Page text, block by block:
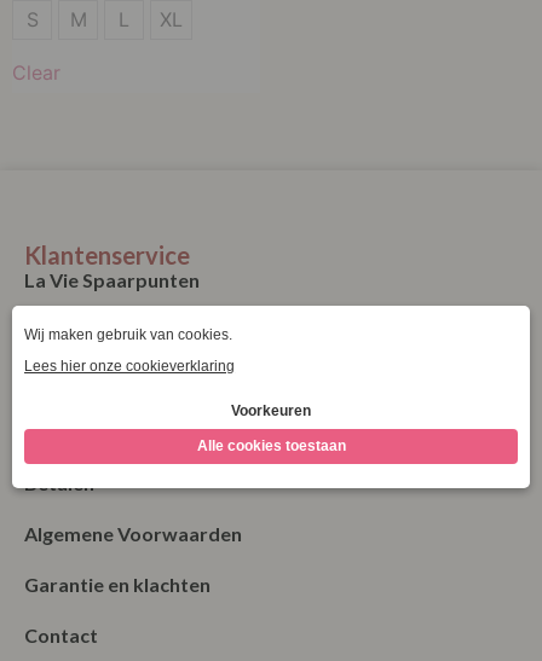
S
M
S M L XL
Clear
Klantenservice
La Vie Spaarpunten
Verzending & Levering
Retourneren
Bestellen
Algemene Voorwaarden
Garantie en klachten
Contact